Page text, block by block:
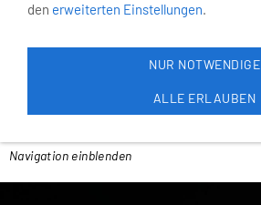
Navigation einblenden
den erweiterten Einstellungen.
NUR NOTWENDIGE
ALLE ERLAUBEN